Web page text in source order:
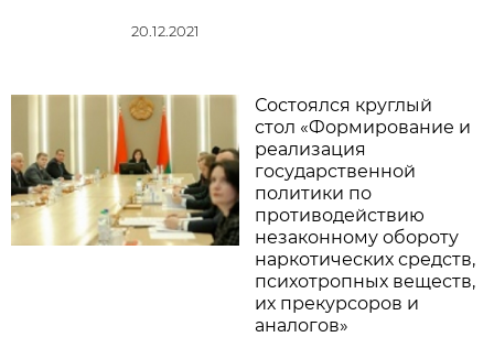
20.12.2021
Состоялся круглый
стол «Формирование и
реализация
государственной
политики по
противодействию
незаконному обороту
наркотических средств,
психотропных веществ,
их прекурсоров и
аналогов»